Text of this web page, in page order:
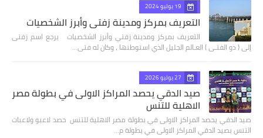
19 يوليو 2024
التعريف بمركز ومدينة زفتي وأبرز الشخصيات
التعريف بمركز ومدينة زفتي وأبرز الشخصيات يرجع اسم زفتى
إلى ( ذو الفتـى ) العـالم الجليل الذي استوطنها ، وكان له فتى…
27 يوليو 2026
صيد الدقي يحصد المراكز الاولى في بطولة مصر
الاهلية للتنس
صيد الدقي يحصد المراكز الاولى في بطولة مصر الاهلية للتنس حصد لاعبو ولاعبات
التنس بصيد الدقي المراكز الاولى في بطولة م…